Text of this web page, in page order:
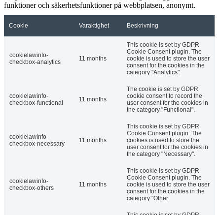
funktioner och säkerhetsfunktioner på webbplatsen, anonymt.
Cookie Varaktighet Beskrivning
cookielawinfo-
checkbox-analytics
11 months
This cookie is set by GDPR
Cookie Consent plugin. The
cookie is used to store the user
consent for the cookies in the
category "Analytics".
cookielawinfo-
checkbox-functional
11 months
The cookie is set by GDPR
cookie consent to record the
user consent for the cookies in
the category "Functional".
cookielawinfo-
checkbox-necessary
11 months
This cookie is set by GDPR
Cookie Consent plugin. The
cookies is used to store the
user consent for the cookies in
the category "Necessary".
cookielawinfo-
checkbox-others
11 months
This cookie is set by GDPR
Cookie Consent plugin. The
cookie is used to store the user
consent for the cookies in the
category "Other.